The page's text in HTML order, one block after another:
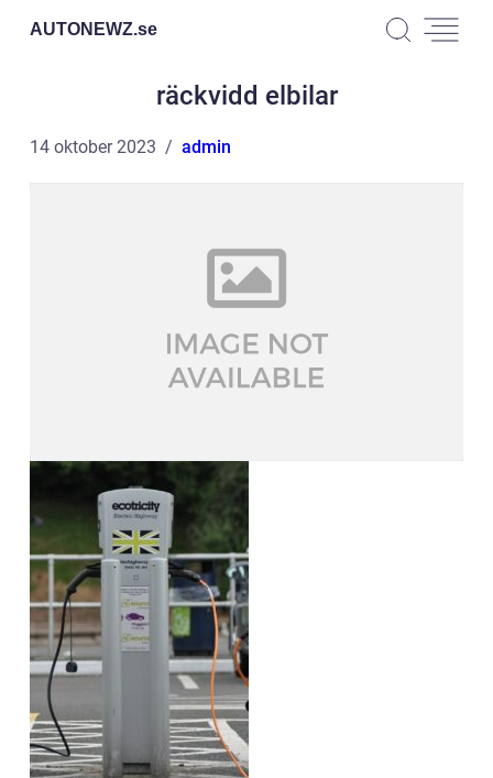
AUTONEWZ.se
räckvidd elbilar
14 oktober 2023 admin